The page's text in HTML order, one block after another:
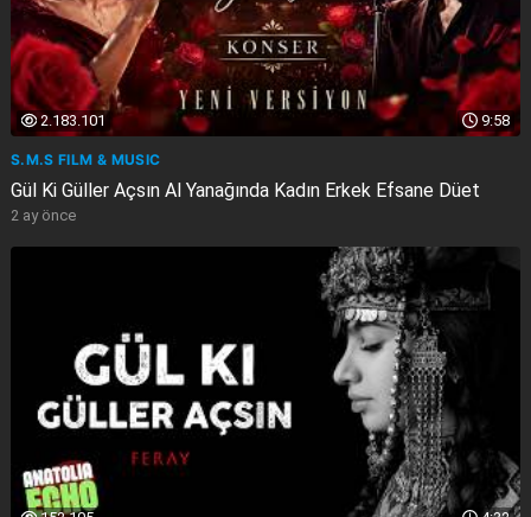
9:58
2.183.101
S.M.S FILM & MUSIC
Gül Ki Güller Açsın Al Yanağında Kadın Erkek Efsane Düet
2 ay önce